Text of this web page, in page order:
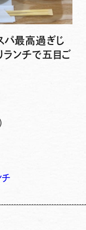
パ最高過ぎじ
ランチで五目ご
チ